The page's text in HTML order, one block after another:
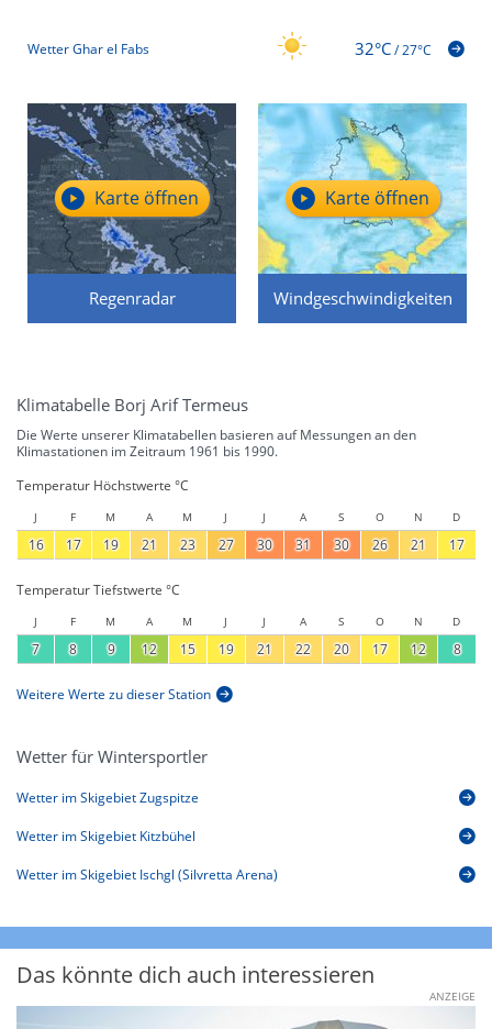
Wetter Ghar el Fabs 32°C/27°C
Regenradar
Karte öffnen
Windgeschwindigkeiten
Karte öffnen
Klimatabelle Borj Arif Termeus
Die Werte unserer Klimatabellen basieren auf Messungen an den
Klimastationen im Zeitraum 1961 bis 1990.
Temperatur Höchstwerte °C
J F M A M J J A S O N D
16 17 19 21 23 27 30 31 30 26 21 17
Temperatur Tiefstwerte °C
J F M A M J J A S O N D
7 8 9 12 15 19 21 22 20 17 12 8
Weitere Werte zu dieser Station
Wetter für Wintersportler
Wetter im Skigebiet Zugspitze
Wetter im Skigebiet Kitzbühel
Wetter im Skigebiet Ischgl (Silvretta Arena)
Das könnte dich auch interessieren
ANZEIGE